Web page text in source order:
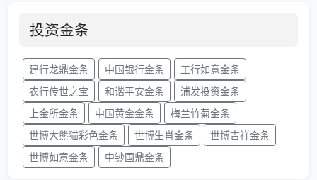
投资金条
建行龙鼎金条 中国银行金条
工行如意金条
农行传世之宝
和谐平安金条
浦发投资金条
上金所金条
中国黄金金条
梅兰竹菊金条
世博大熊猫彩色金条
世博生肖金条
世博吉祥金条
世博如意金条
中钞国鼎金条